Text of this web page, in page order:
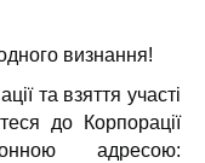
визнання!
та взяття участі
до Корпорації
адресою: